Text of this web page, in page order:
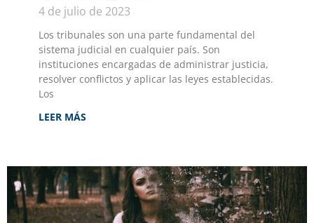
4 de julio de 2023
Los tribunales son una parte fundamental del
sistema judicial en cualquier país. Son
instituciones encargadas de administrar justicia,
resolver conflictos y aplicar las leyes establecidas.
Los
LEER MÁS